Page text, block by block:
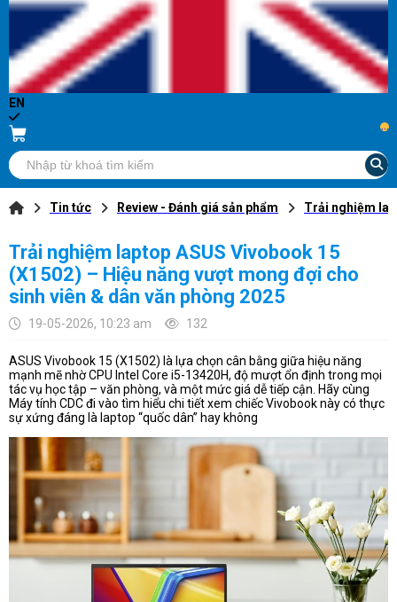
EN
...
Tin tức Review - Đánh giá sản phẩm Trải nghiệm
Trải nghiệm laptop ASUS Vivobook 15
(X1502) – Hiệu năng vượt mong đợi cho
sinh viên & dân văn phòng 2025
19-05-2026, 10:23 am 132
ASUS Vivobook 15 (X1502) là lựa chọn cân bằng giữa hiệu năng
mạnh mẽ nhờ CPU Intel Core i5-13420H, độ mượt ổn định trong mọi
tác vụ học tập – văn phòng, và một mức giá dễ tiếp cận. Hãy cùng
Máy tính CDC đi vào tìm hiểu chi tiết xem chiếc Vivobook này có thực
sự xứng đáng là laptop “quốc dân” hay không